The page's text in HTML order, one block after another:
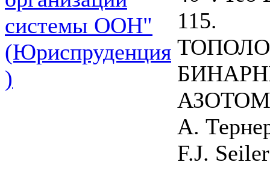
системы ООН"
(Юриспруденция
)
115.
АЗОТОМ
А.
F.J.